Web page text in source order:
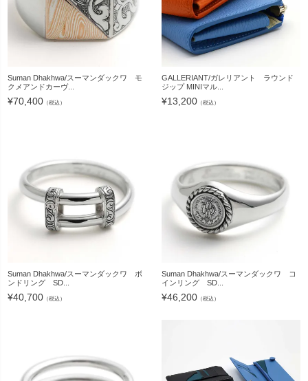
Suman Dhakhwa/スーマンダックワ モ
クメアンドカーヴ...
¥70,400 （税込）
GALLERIANT/ガレリアント ラウンド
ジップ MINIマル...
¥13,200 （税込）
Suman Dhakhwa/スーマンダックワ ボ
ンドリング SD...
¥40,700 （税込）
Suman Dhakhwa/スーマンダックワ コ
インリング SD...
¥46,200 （税込）